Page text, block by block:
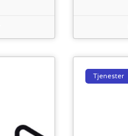
Tjenester